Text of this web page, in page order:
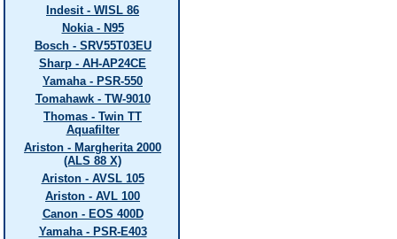
Indesit - WISL 86
Nokia - N95
Bosch - SRV55T03EU
Sharp - AH-AP24CE
Yamaha - PSR-550
Tomahawk - TW-9010
Thomas - Twin TT
Aquafilter
Ariston - Margherita 2000
(ALS 88 X)
Ariston - AVSL 105
Ariston - AVL 100
Canon - EOS 400D
Yamaha - PSR-E403